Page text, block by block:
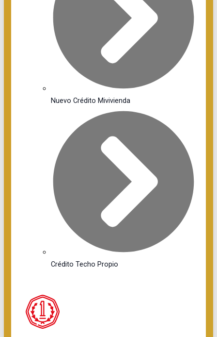
Nuevo Crédito Mivivienda
Crédito Techo Propio